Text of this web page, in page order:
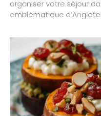
organiser votre séjour
emblématique